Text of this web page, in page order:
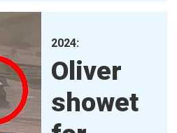
2024:
Oliver
showet